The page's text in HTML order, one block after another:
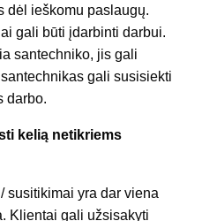
dėl ieškomu paslaugų.
gali būti įdarbinti darbui.
santechniko, jis gali
gali susisiekti
darbo.
kelią netikriems
susitikimai yra dar viena
Klientai gali užsisakyti